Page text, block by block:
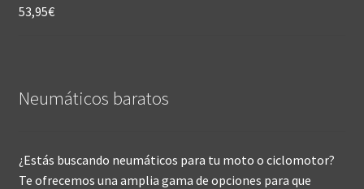
53,95€
Neumáticos baratos
¿Estás buscando neumáticos para tu moto o ciclomotor?
Te ofrecemos una amplia gama de opciones para que